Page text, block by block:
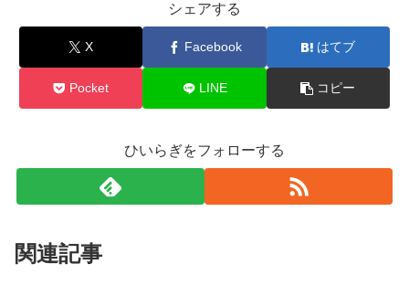
シェアする
X Facebook はてブ
Pocket LINE コピー
ひいらぎをフォローする
関連記事